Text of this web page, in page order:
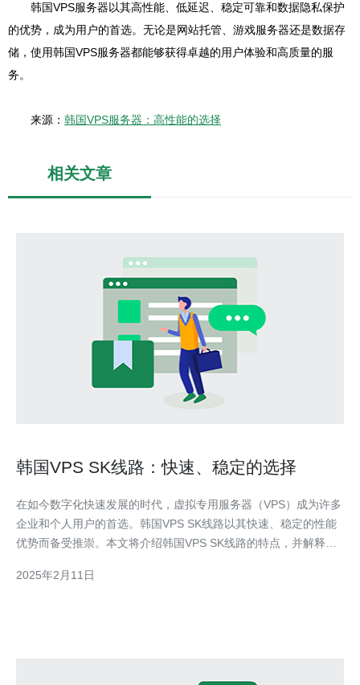
韩国VPS服务器以其高性能、低延迟、稳定可靠和数据隐私保护
的优势，成为用户的首选。无论是网站托管、游戏服务器还是数据存
储，使用韩国VPS服务器都能够获得卓越的用户体验和高质量的服
务。
来源： 韩国VPS服务器：高性能的选择
相关文章
韩国VPS SK线路：快速、稳定的选择
在如今数字化快速发展的时代，虚拟专用服务器（VPS）成为许多
企业和个人用户的首选。韩国VPS SK线路以其快速、稳定的性能
优势而备受推崇。本文将介绍韩国VPS SK线路的特点，并解释为
名。它采用SK网络，该网络在韩国拥有广泛的覆盖范围，并具有
2025年2月11日